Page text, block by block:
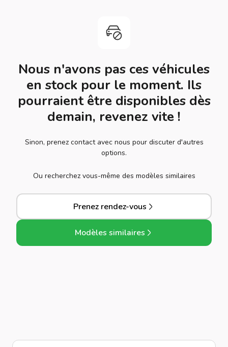
Nous n'avons pas ces véhicules
en stock pour le moment. Ils
pourraient être disponibles dès
demain, revenez vite !
Sinon, prenez contact avec nous pour discuter d'autres
options.
Ou recherchez vous-même des modèles similaires
Prenez rendez-vous
Modèles similaires